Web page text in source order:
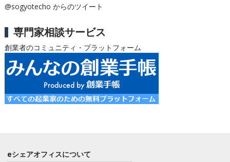
@sogyotecho からのツイート
専門家相談サービス
創業者のコミュニティ・プラットフォーム
eシェアオフィスについて